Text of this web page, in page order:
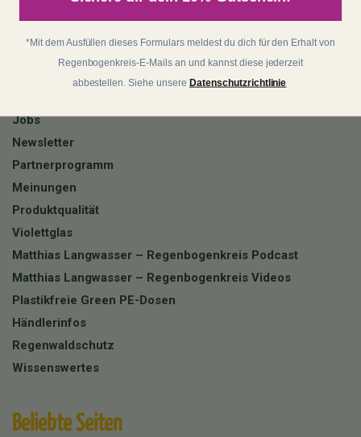
Jobs
Newsletter
Partnerprogramm
Meinungen
Produktqualität
Violettglas
Matthias Langwasser – Regenbogenkreis Podcast
Matthias Langwasser – Regenbogenkreis Videos
Plastikfreie Green PE-Dosen
Händlerinfos
Regenwaldschutz
Wissenswertes
Beliebte Seiten
*Mit dem Ausfüllen dieses Formulars meldest du dich für den Erhalt von
Regenbogenkreis-E-Mails an und kannst diese jederzeit
abbestellen. Siehe unsere Datenschutzrichtlinie